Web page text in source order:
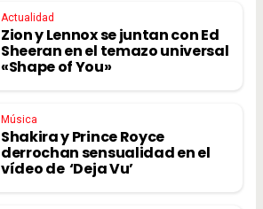
Actualidad
Zion y Lennox se juntan con Ed
Sheeran en el temazo universal
«Shape of You»
Música
Shakira y Prince Royce
derrochan sensualidad en el
vídeo de ‘Deja Vu’